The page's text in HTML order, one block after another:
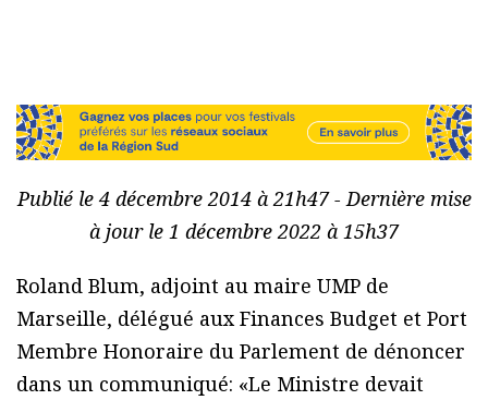
Publié le 4 décembre 2014 à 21h47 - Dernière mise
à jour le 1 décembre 2022 à 15h37
Roland Blum, adjoint au maire UMP de
Marseille, délégué aux Finances Budget et Port
Membre Honoraire du Parlement de dénoncer
dans un communiqué: «Le Ministre devait